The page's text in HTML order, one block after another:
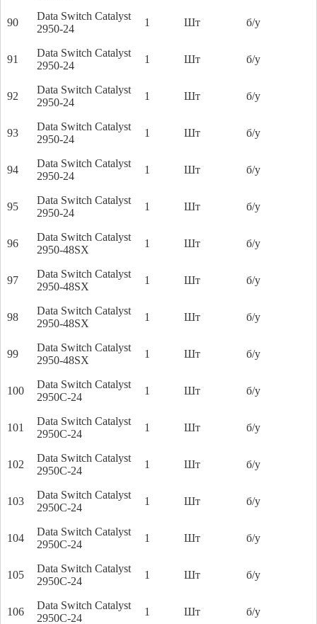
90
Data Switch Catalyst
2950-24
1 Шт б/у
91
Data Switch Catalyst
2950-24
1 Шт б/у
92
Data Switch Catalyst
2950-24
1 Шт б/у
93
Data Switch Catalyst
2950-24
1 Шт б/у
94
Data Switch Catalyst
2950-24
1 Шт б/у
95
Data Switch Catalyst
2950-24
1 Шт б/у
96
Data Switch Catalyst
2950-48SX
1 Шт б/у
97
Data Switch Catalyst
2950-48SX
1 Шт б/у
98
Data Switch Catalyst
2950-48SX
1 Шт б/у
99
Data Switch Catalyst
2950-48SX
1 Шт б/у
100
Data Switch Catalyst
2950C-24
1 Шт б/у
101
Data Switch Catalyst
2950C-24
1 Шт б/у
102
Data Switch Catalyst
2950C-24
1 Шт б/у
103
Data Switch Catalyst
2950C-24
1 Шт б/у
104
Data Switch Catalyst
2950C-24
1 Шт б/у
105
Data Switch Catalyst
2950C-24
1 Шт б/у
106
Data Switch Catalyst
2950C-24
1 Шт б/у